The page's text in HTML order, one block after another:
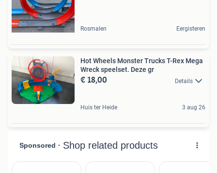
Rosmalen Eergisteren
Hot Wheels Monster Trucks T-Rex Mega
Wreck speelset. Deze gr
€ 18,00 Details
Huis ter Heide 3 aug 26